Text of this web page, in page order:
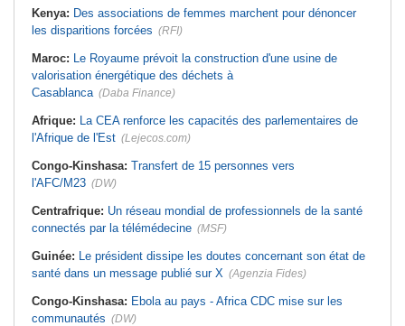
Kenya: Des associations de femmes marchent pour dénoncer
les disparitions forcées (RFI)
Maroc: Le Royaume prévoit la construction d'une usine de
valorisation énergétique des déchets à
Casablanca (Daba Finance)
Afrique: La CEA renforce les capacités des parlementaires de
l'Afrique de l'Est (Lejecos.com)
Congo-Kinshasa: Transfert de 15 personnes vers
l'AFC/M23 (DW)
Centrafrique: Un réseau mondial de professionnels de la santé
connectés par la télémédecine (MSF)
Guinée: Le président dissipe les doutes concernant son état de
santé dans un message publié sur X (Agenzia Fides)
Congo-Kinshasa: Ebola au pays - Africa CDC mise sur les
communautés (DW)